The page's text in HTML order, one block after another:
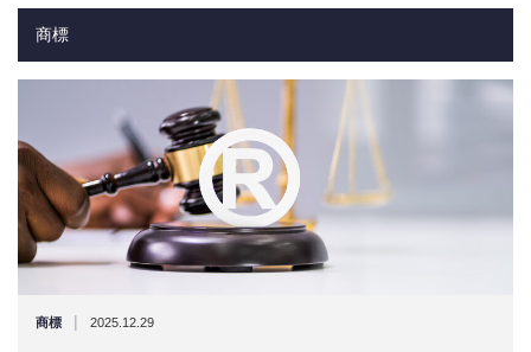
商標
商標 | 2025.12.29